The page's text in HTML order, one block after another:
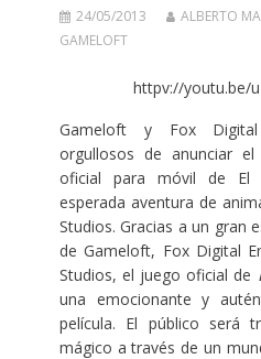
24/05/2013
ALBERTO
GAMELOFT
httpv://youtu.be/
Gameloft y Fox Digital
orgullosos de anunciar
oficial para móvil de El
esperada aventura de
Studios. Gracias a un gran
de Gameloft, Fox Digital
Studios, el juego oficial de
una emocionante y
película. El público será
mágico a través de un